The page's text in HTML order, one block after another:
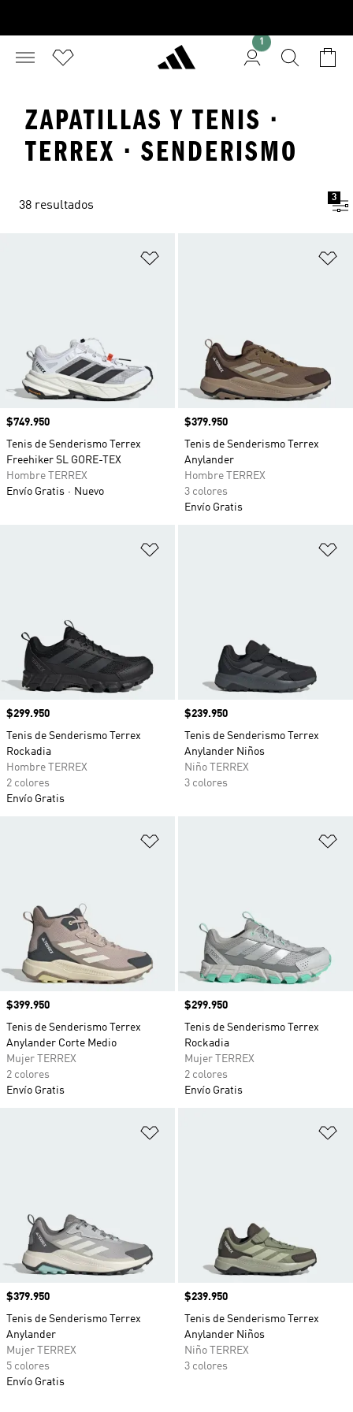
1
ZAPATILLAS Y TENIS ·
TERREX · SENDERISMO
38 resultados
3
Precio
$749.950
Tenis de Senderismo Terrex
Freehiker SL GORE-TEX
Hombre TERREX
Envío Gratis
Nuevo
Precio
$379.950
Tenis de Senderismo Terrex
Anylander
Hombre TERREX
3 colores
Envío Gratis
Precio
$299.950
Tenis de Senderismo Terrex
Rockadia
Hombre TERREX
2 colores
Envío Gratis
Precio
$239.950
Tenis de Senderismo Terrex
Anylander Niños
Niño TERREX
3 colores
Precio
$399.950
Tenis de Senderismo Terrex
Anylander Corte Medio
Mujer TERREX
2 colores
Envío Gratis
Precio
$299.950
Tenis de Senderismo Terrex
Rockadia
Mujer TERREX
2 colores
Envío Gratis
Precio
$379.950
Tenis de Senderismo Terrex
Anylander
Mujer TERREX
5 colores
Envío Gratis
Precio
$239.950
Tenis de Senderismo Terrex
Anylander Niños
Niño TERREX
3 colores